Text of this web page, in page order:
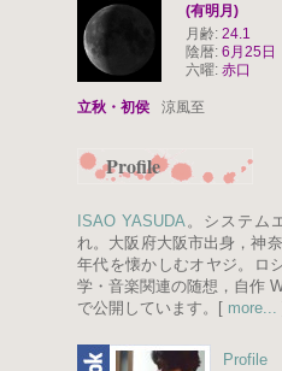
(有明月)
月齢: 24.1
陰暦: 6月25日
六曜: 赤口
立秋・初侯 涼風至
Profile
ISAO YASUDA 。システム
れ。大阪府大阪市出身，神
年代を懐かしむオヤジ。ロ
学・音楽関連の随想，自作
で公開しています。[ more...
Profile